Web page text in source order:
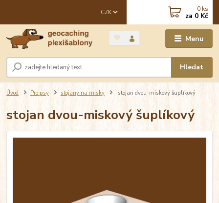
Menu
CZK
Hledat
0 ks
za 0 Kč
Úvod Pro psy stojany na misky stojan dvou-miskový šuplíkový
stojan dvou-miskový šuplíkový